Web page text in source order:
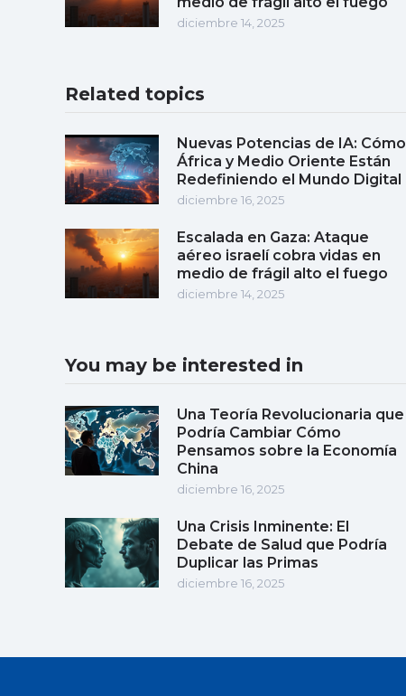
diciembre 14, 2025
Related topics
Nuevas Potencias de IA: Cómo
África y Medio Oriente Están
Redefiniendo el Mundo Digital
diciembre 16, 2025
Escalada en Gaza: Ataque
aéreo israelí cobra vidas en
medio de frágil alto el fuego
diciembre 14, 2025
You may be interested in
Una Teoría Revolucionaria que
Podría Cambiar Cómo
Pensamos sobre la Economía
China
diciembre 16, 2025
Una Crisis Inminente: El
Debate de Salud que Podría
Duplicar las Primas
diciembre 16, 2025